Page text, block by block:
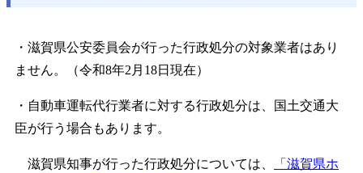
・滋賀県公安委員会が行った行政処分の対象業者はあり
ません。（令和8年2月18日現在）
・自動車運転代行業者に対する行政処分は、国土交通大
臣が行う場合もあります。
滋賀県知事が行った行政処分については、
「滋賀県ホ